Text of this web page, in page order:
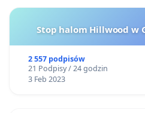
Stop halom Hillwood w
2 557 podpisów
21 Podpisy / 24 godzin
3 Feb 2023